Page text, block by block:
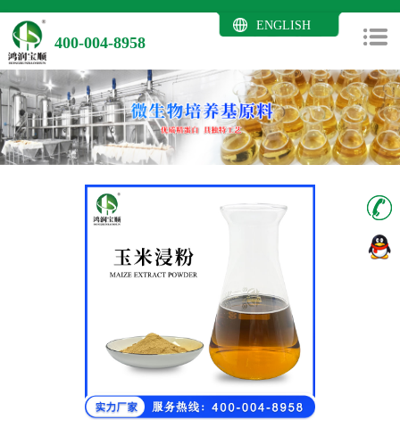
400-004-8958
ENGLISH